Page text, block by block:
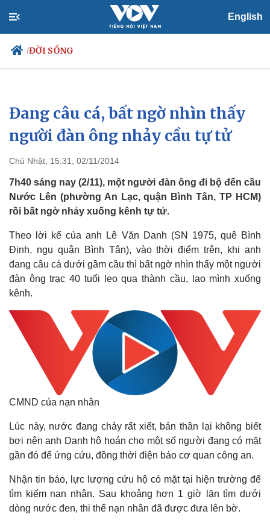
English
/ĐỜI SỐNG
Chính trị
Tổ chức nhân sự
Nhận diện sự thật
Xã hội
Tin 24h
Dự báo thời tiết
Việc làm
Biển đảo
Đang câu cá, bất ngờ nhìn thấy
người đàn ông nhảy cầu tự tử
Chủ Nhật, 15:31, 02/11/2014
7h40 sáng nay (2/11), một người đàn ông đi bộ đến cầu
Nước Lên (phường An Lạc, quận Bình Tân, TP HCM)
rồi bất ngờ nhảy xuống kênh tự tử.
Theo lời kể của anh Lê Văn Danh (SN 1975, quê Bình
Định, ngụ quận Bình Tân), vào thời điểm trên, khi anh
đang câu cá dưới gầm cầu thì bất ngờ nhìn thấy một người
đàn ông trạc 40 tuổi leo qua thành cầu, lao mình xuống
kênh.
CMND của nạn nhân
Lúc này, nước đang chảy rất xiết, bản thân lại không biết
bơi nên anh Danh hô hoán cho một số người đang có mặt
gần đó để ứng cứu, đồng thời điện báo cơ quan công an.
Nhận tin báo, lực lượng cứu hộ có mặt tại hiện trường để
tìm kiếm nạn nhân. Sau khoảng hơn 1 giờ lặn tìm dưới
dòng nước đen, thi thể nạn nhân đã được đưa lên bờ.